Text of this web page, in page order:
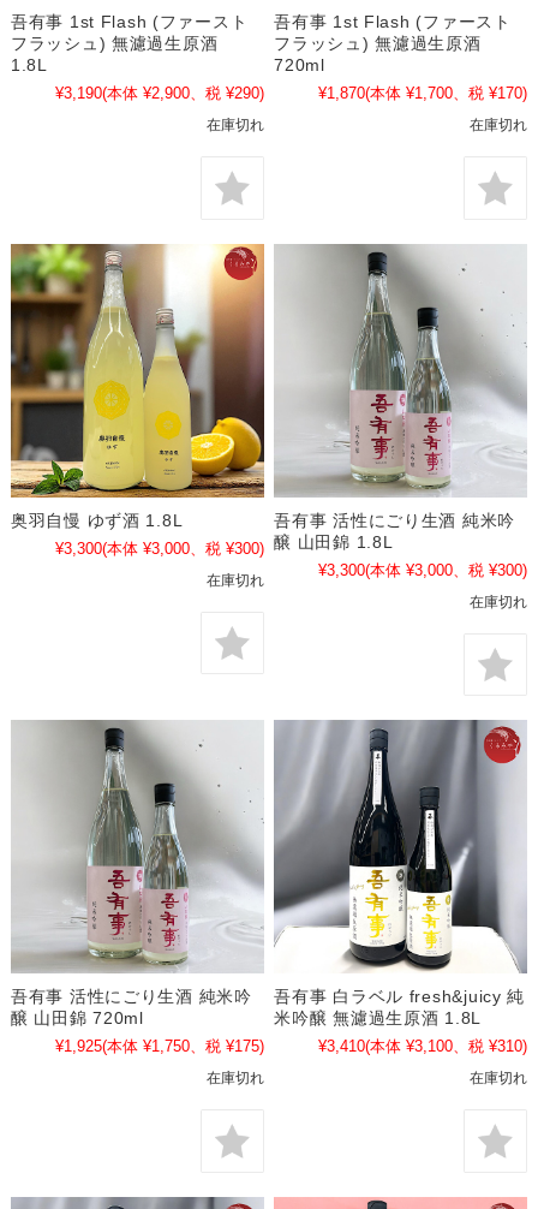
吾有事 1st Flash (ファースト
フラッシュ) 無濾過生原酒
1.8L
¥3,190(本体 ¥2,900、税 ¥290)
在庫切れ
吾有事 1st Flash (ファースト
フラッシュ) 無濾過生原酒
720ml
¥1,870(本体 ¥1,700、税 ¥170)
在庫切れ
奥羽自慢 ゆず酒 1.8L
¥3,300(本体 ¥3,000、税 ¥300)
在庫切れ
吾有事 活性にごり生酒 純米吟
醸 山田錦 1.8L
¥3,300(本体 ¥3,000、税 ¥300)
在庫切れ
吾有事 活性にごり生酒 純米吟
醸 山田錦 720ml
¥1,925(本体 ¥1,750、税 ¥175)
在庫切れ
吾有事 白ラベル fresh&juicy 純
米吟醸 無濾過生原酒 1.8L
¥3,410(本体 ¥3,100、税 ¥310)
在庫切れ